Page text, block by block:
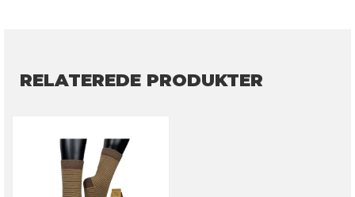
RELATEREDE PRODUKTER